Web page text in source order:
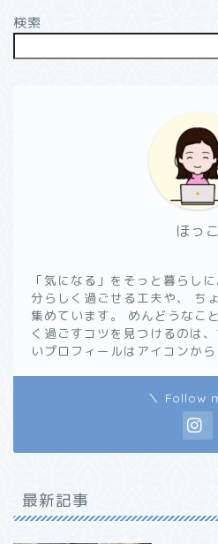
検索
ほっこ
「気になる」をそっと暮らし
分らしく過ごせる工夫や、 ち
集めています。 めんどうなこ
く過ごすコツを見つけるのは
いプロフィールはアイコンから
＼ Follow
最新記事